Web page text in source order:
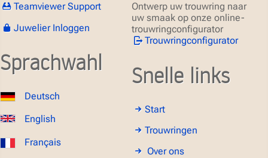
Teamviewer Support
Juwelier Inloggen
Sprachwahl
Deutsch
English
Français
Ontwerp uw trouwring naar
uw smaak op onze online-
trouwringconfigurator
Trouwringconfigurator
Snelle links
Start
Trouwringen
Over ons